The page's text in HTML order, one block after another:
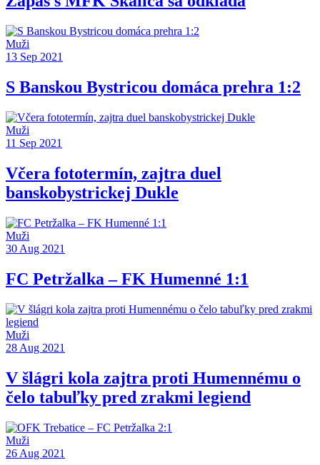
Muži
13 Sep 2021
S Banskou Bystricou domáca prehra 1:2
Muži
11 Sep 2021
Včera fototermín, zajtra duel
banskobystrickej Dukle
Muži
30 Aug 2021
FC Petržalka – FK Humenné 1:1
Muži
28 Aug 2021
V šlágri kola zajtra proti Humennému o
čelo tabuľky pred zrakmi legiend
Muži
26 Aug 2021